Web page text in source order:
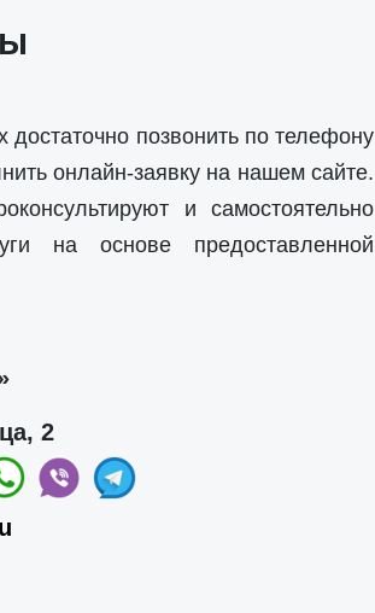
достаточно позвонить по телефону
онлайн-заявку на нашем сайте.
и самостоятельно
на основе предоставленной
2